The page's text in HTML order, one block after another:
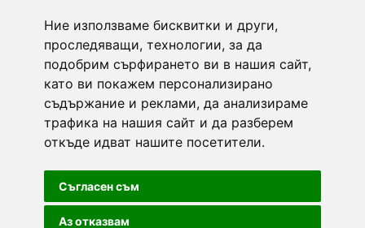
Ние използваме бисквитки и други,
проследяващи, технологии, за да
подобрим сърфирането ви в нашия сайт,
като ви покажем персонализирано
съдържание и реклами, да анализираме
трафика на нашия сайт и да разберем
откъде идват нашите посетители.
Съгласен съм
Аз отказвам
+359 894 49 0144
support@zasiti.bg